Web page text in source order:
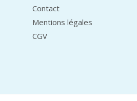
Contact
Mentions légales
CGV